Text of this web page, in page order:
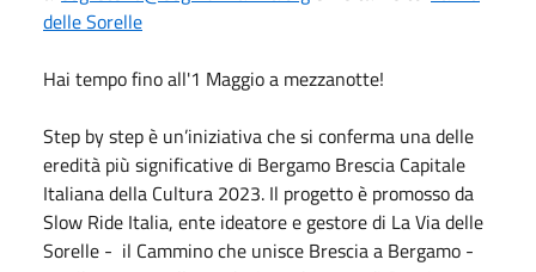
delle Sorelle
Hai tempo fino all'1 Maggio a mezzanotte!
Step by step è un’iniziativa che si conferma una delle
eredità più significative di Bergamo Brescia Capitale
Italiana della Cultura 2023. Il progetto è promosso da
Slow Ride Italia, ente ideatore e gestore di La Via delle
Sorelle - il Cammino che unisce Brescia a Bergamo -